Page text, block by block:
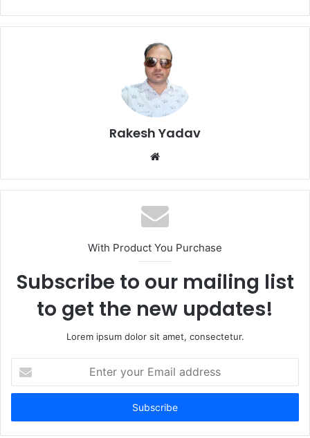
Rakesh Yadav
b
s
i
e
With Product You Purchase
Subscribe to our mailing list
to get the new updates!
Lorem ipsum dolor sit amet, consectetur.
t
r